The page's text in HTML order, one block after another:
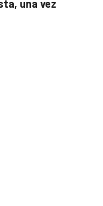
Madrigal cambió